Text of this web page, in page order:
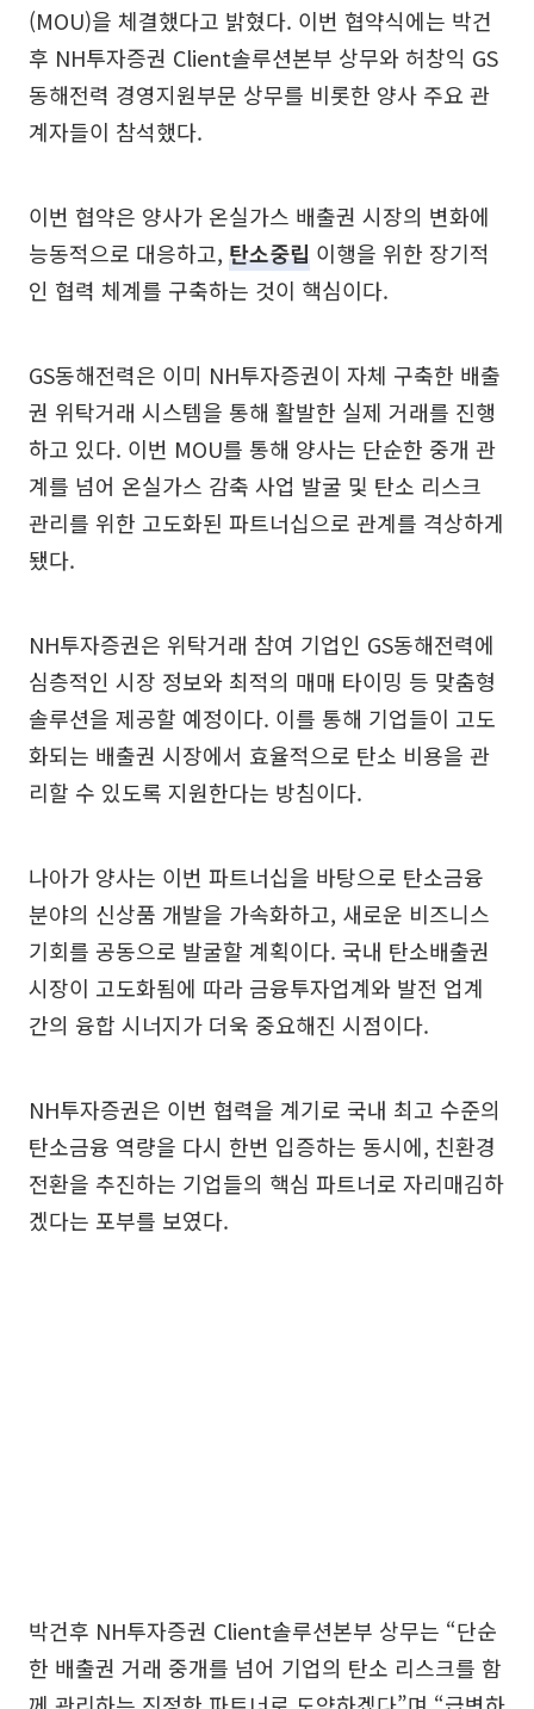
(MOU)을 체결했다고 밝혔다. 이번 협약식에는 박건
후 NH투자증권 Client솔루션본부 상무와 허창익 GS
동해전력 경영지원부문 상무를 비롯한 양사 주요 관
계자들이 참석했다.
이번 협약은 양사가 온실가스 배출권 시장의 변화에
능동적으로 대응하고, 탄소중립 이행을 위한 장기적
인 협력 체계를 구축하는 것이 핵심이다.
GS동해전력은 이미 NH투자증권이 자체 구축한 배출
권 위탁거래 시스템을 통해 활발한 실제 거래를 진행
하고 있다. 이번 MOU를 통해 양사는 단순한 중개 관
계를 넘어 온실가스 감축 사업 발굴 및 탄소 리스크
관리를 위한 고도화된 파트너십으로 관계를 격상하게
됐다.
NH투자증권은 위탁거래 참여 기업인 GS동해전력에
심층적인 시장 정보와 최적의 매매 타이밍 등 맞춤형
솔루션을 제공할 예정이다. 이를 통해 기업들이 고도
화되는 배출권 시장에서 효율적으로 탄소 비용을 관
리할 수 있도록 지원한다는 방침이다.
나아가 양사는 이번 파트너십을 바탕으로 탄소금융
분야의 신상품 개발을 가속화하고, 새로운 비즈니스
기회를 공동으로 발굴할 계획이다. 국내 탄소배출권
시장이 고도화됨에 따라 금융투자업계와 발전 업계
간의 융합 시너지가 더욱 중요해진 시점이다.
NH투자증권은 이번 협력을 계기로 국내 최고 수준의
탄소금융 역량을 다시 한번 입증하는 동시에, 친환경
전환을 추진하는 기업들의 핵심 파트너로 자리매김하
겠다는 포부를 보였다.
박건후 NH투자증권 Client솔루션본부 상무는 “단순
한 배출권 거래 중개를 넘어 기업의 탄소 리스크를 함